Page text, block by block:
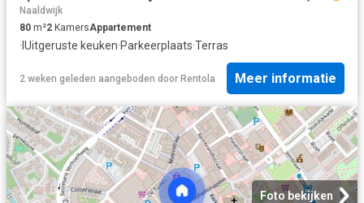
Naaldwijk
80 m²2 KamersAppartement
· IUitgeruste keuken·Parkeerplaats·Terras
2 weken geleden aangeboden door Rentola Meer informatie
Foto bekijken